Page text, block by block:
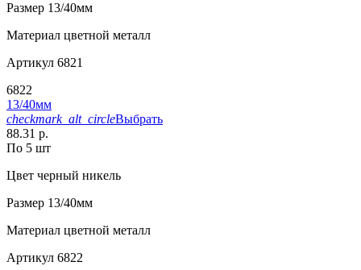
Размер 13/40мм
Материал цветной металл
Артикул 6821
6822
13/40мм
checkmark_alt_circleВыбрать
88.31 р.
По 5 шт
Цвет черный никель
Размер 13/40мм
Материал цветной металл
Артикул 6822